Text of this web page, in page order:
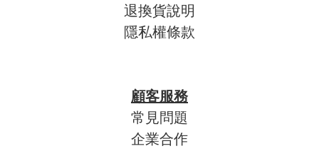
退換貨說明
隱私權條款
顧客服務
常見問題
企業合作